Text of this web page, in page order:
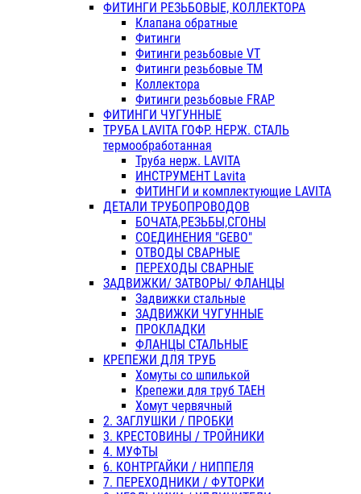
ФИТИНГИ РЕЗЬБОВЫЕ, КОЛЛЕКТОРА
Клапана обратные
Фитинги
Фитинги резьбовые VT
Фитинги резьбовые ТМ
Коллектора
Фитинги резьбовые FRAP
ФИТИНГИ ЧУГУННЫЕ
ТРУБА LAVITA ГОФР. НЕРЖ. СТАЛЬ
термообработанная
Труба нерж. LAVITA
ИНСТРУМЕНТ Lavita
ФИТИНГИ и комплектующие LAVITA
ДЕТАЛИ ТРУБОПРОВОДОВ
БОЧАТА,РЕЗЬБЫ,СГОНЫ
СОЕДИНЕНИЯ "GEBO"
ОТВОДЫ СВАРНЫЕ
ПЕРЕХОДЫ СВАРНЫЕ
ЗАДВИЖКИ/ ЗАТВОРЫ/ ФЛАНЦЫ
Задвижки стальные
ЗАДВИЖКИ ЧУГУННЫЕ
ПРОКЛАДКИ
ФЛАНЦЫ СТАЛЬНЫЕ
КРЕПЕЖИ ДЛЯ ТРУБ
Хомуты со шпилькой
Крепежи для труб ТАЕН
Хомут червячный
2. ЗАГЛУШКИ / ПРОБКИ
3. КРЕСТОВИНЫ / ТРОЙНИКИ
4. МУФТЫ
6. КОНТРГАЙКИ / НИППЕЛЯ
7. ПЕРЕХОДНИКИ / ФУТОРКИ